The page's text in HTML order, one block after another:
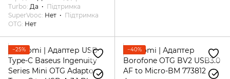
Turbo Да
Підтримка
SuperVooc Нет
Підтримка
OTG Нет
−25% −40%